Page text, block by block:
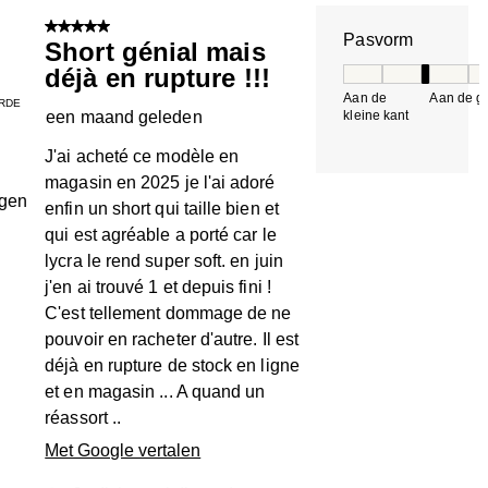
5 van 5 sterren.
Short génial mais
déjà en rupture !!!
een maand geleden
J'ai acheté ce modèle en
magasin en 2025 je l'ai adoré
enfin un short qui taille bien et
qui est agréable a porté car le
lycra le rend super soft. en juin
j'en ai trouvé 1 et depuis fini !
C'est tellement dommage de ne
pouvoir en racheter d'autre. Il est
déjà en rupture de stock en ligne
et en magasin ... A quand un
réassort ..
Met Google vertalen
Pasvorm
Aan de
kleine kant
Aan de